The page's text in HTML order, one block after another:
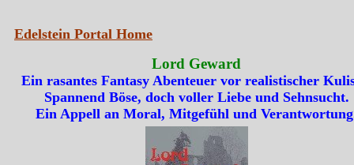
Edelstein Portal Home
Lord Geward
Ein rasantes Fantasy Abenteuer vor realistischer
Spannend Böse, doch voller Liebe und Sehnsucht.
Ein Appell an Moral, Mitgefühl und